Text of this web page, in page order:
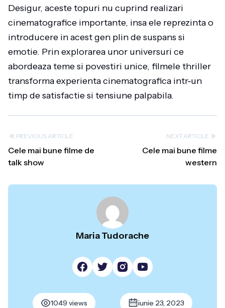
Desigur, aceste topuri nu cuprind realizari
cinematografice importante, insa ele reprezinta o
introducere in acest gen plin de suspans si
emotie. Prin explorarea unor universuri ce
abordeaza teme si povestiri unice, filmele thriller
transforma experienta cinematografica intr-un
timp de satisfactie si tensiune palpabila.
PREVIOUS ARTICLE
Cele mai bune filme de
talk show
NEXT ARTICLE
Cele mai bune filme
western
Maria Tudorache
1049 views iunie 23, 2023